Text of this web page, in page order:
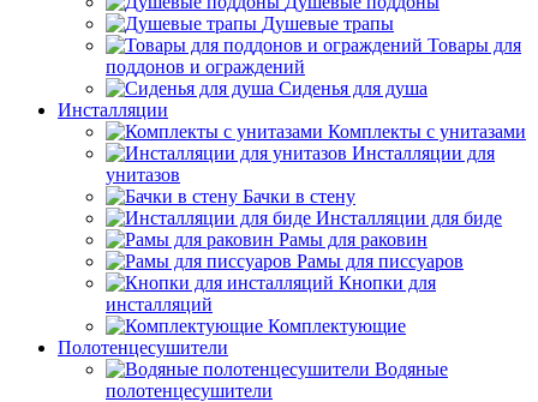
Душевые трапы
Товары для
поддонов и ограждений
Сиденья для душа
Инсталляции
Комплекты с унитазами
Инсталляции для
унитазов
Бачки в стену
Инсталляции для биде
Рамы для раковин
Рамы для писсуаров
Кнопки для
инсталляций
Комплектующие
Полотенцесушители
Водяные
полотенцесушители